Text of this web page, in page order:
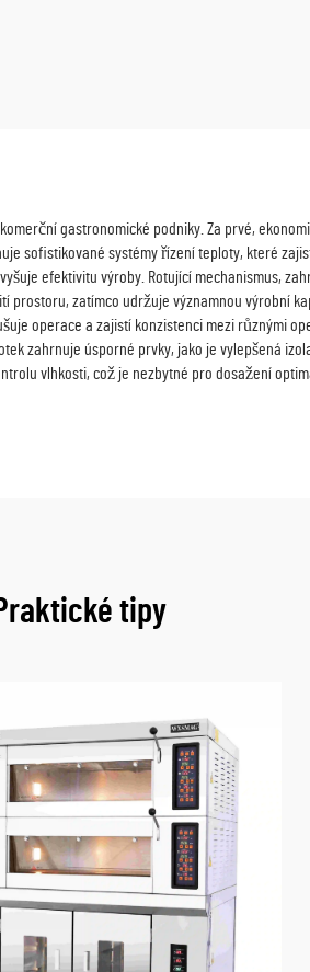
gastronomické podniky. Za prvé,
sofistikované systémy řízení teploty, které
efektivitu výroby. Rotující mechanismus,
zatímco udržuje významnou výrobní
operace a zajistí konzistenci mezi různými
zahrnuje úsporné prvky, jako je vylepšená
vlhkosti, což je nezbytné pro dosažení
tipy